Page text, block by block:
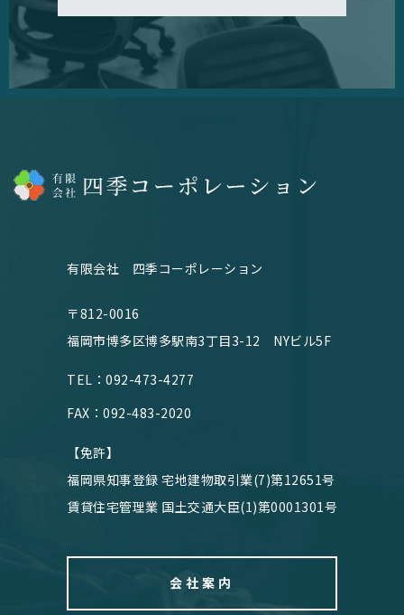
有限会社 四季コーポレーション
〒812-0016
福岡市博多区博多駅南3丁目3-12 NYビル5F
TEL：092-473-4277
FAX：092-483-2020
【免許】
福岡県知事登録 宅地建物取引業(7)第12651号
賃貸住宅管理業 国土交通大臣(1)第0001301号
会社案内